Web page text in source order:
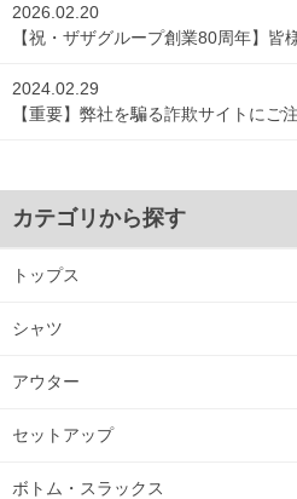
2026.02.20
【祝・ザザグループ創業80周年】皆
2024.02.29
【重要】弊社を騙る詐欺サイトにご
カテゴリから探す
トップス
シャツ
アウター
セットアップ
ボトム・スラックス